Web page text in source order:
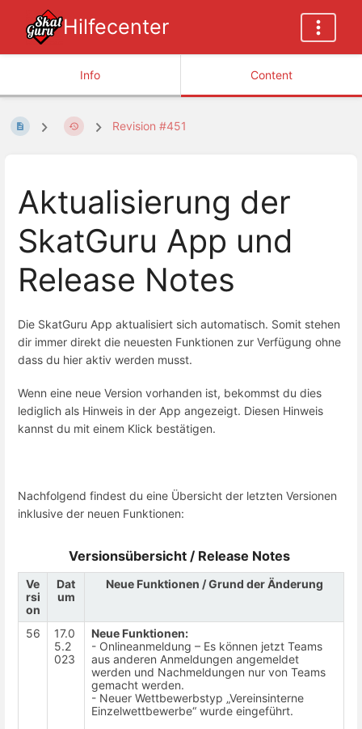
Hilfecenter
Info Content
Revision #451
Aktualisierung der
SkatGuru App und
Release Notes
Die SkatGuru App aktualisiert sich automatisch. Somit stehen
dir immer direkt die neuesten Funktionen zur Verfügung ohne
dass du hier aktiv werden musst.
Wenn eine neue Version vorhanden ist, bekommst du dies
lediglich als Hinweis in der App angezeigt. Diesen Hinweis
kannst du mit einem Klick bestätigen.
Nachfolgend findest du eine Übersicht der letzten Versionen
inklusive der neuen Funktionen:
Versionsübersicht / Release Notes
Ve
rsi
on
Dat
um
Neue Funktionen / Grund der Änderung
56
17.0
5.2
023
Neue Funktionen:
- Onlineanmeldung – Es können jetzt Teams
aus anderen Anmeldungen angemeldet
werden und Nachmeldungen nur von Teams
gemacht werden.
- Neuer Wettbewerbstyp „Vereinsinterne
Einzelwettbewerbe“ wurde eingeführt.